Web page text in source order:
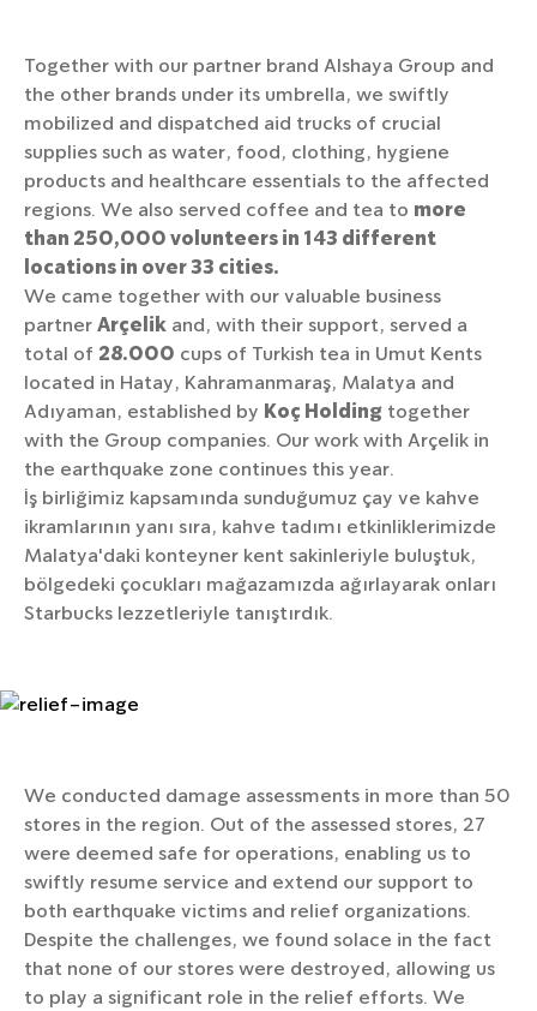
Together with our partner brand Alshaya Group and
the other brands under its umbrella, we swiftly
mobilized and dispatched aid trucks of crucial
supplies such as water, food, clothing, hygiene
products and healthcare essentials to the affected
regions. We also served coffee and tea to more
than 250,000 volunteers in 143 different
locations in over 33 cities.
We came together with our valuable business
partnerArçelik and, with their support, served a
total of 28.000 cups of Turkish tea in Umut Kents
located in Hatay, Kahramanmaraş, Malatya and
Adıyaman, established by Koç Holding together
with the Group companies. Our work with Arçelik in
the earthquake zone continues this year.
İş birliğimiz kapsamında sunduğumuz çay ve kahve
ikramlarının yanı sıra, kahve tadımı etkinliklerimizde
Malatya'daki konteyner kent sakinleriyle buluştuk,
bölgedeki çocukları mağazamızda ağırlayarak onları
Starbucks lezzetleriyle tanıştırdık.
We conducted damage assessments in more than 50
stores in the region. Out of the assessed stores, 27
were deemed safe for operations, enabling us to
swiftly resume service and extend our support to
both earthquake victims and relief organizations.
Despite the challenges, we found solace in the fact
that none of our stores were destroyed, allowing us
to play a significant role in the relief efforts. We